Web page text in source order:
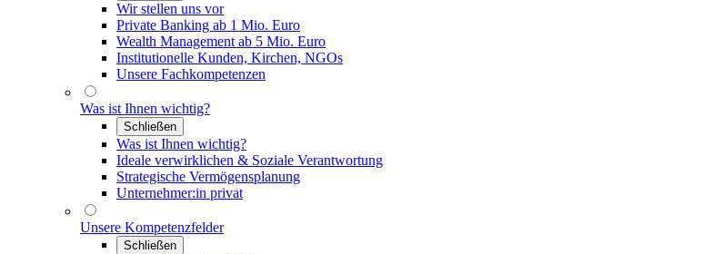
Wir stellen uns vor
Private Banking ab 1 Mio. Euro
Wealth Management ab 5 Mio. Euro
Institutionelle Kunden, Kirchen, NGOs
Unsere Fachkompetenzen
Was ist Ihnen wichtig?
Schließen
Was ist Ihnen wichtig?
Ideale verwirklichen & Soziale Verantwortung
Strategische Vermögensplanung
Unternehmer:in privat
Unsere Kompetenzfelder
Schließen